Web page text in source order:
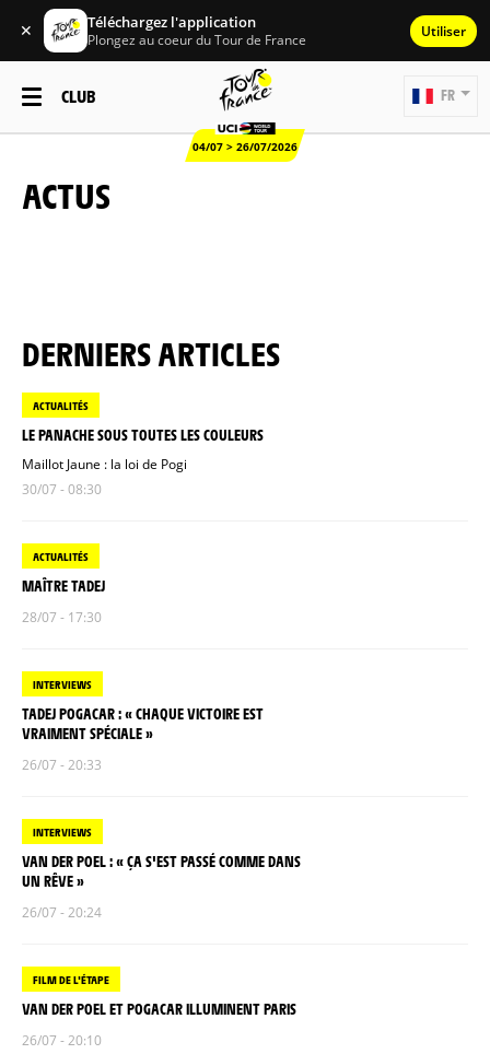
✕ Téléchargez l'application
Plongez au coeur du Tour de France Utiliser
CLUB
04/07 > 26/07/2026
FR
ACTUS
DERNIERS ARTICLES
ACTUALITÉS
LE PANACHE SOUS TOUTES LES COULEURS
Maillot Jaune : la loi de Pogi
30/07 - 08:30
ACTUALITÉS
MAÎTRE TADEJ
28/07 - 17:30
INTERVIEWS
TADEJ POGACAR : « CHAQUE VICTOIRE EST
VRAIMENT SPÉCIALE »
26/07 - 20:33
INTERVIEWS
VAN DER POEL : « ÇA S'EST PASSÉ COMME DANS
UN RÊVE »
26/07 - 20:24
FILM DE L'ÉTAPE
VAN DER POEL ET POGACAR ILLUMINENT PARIS
26/07 - 20:10